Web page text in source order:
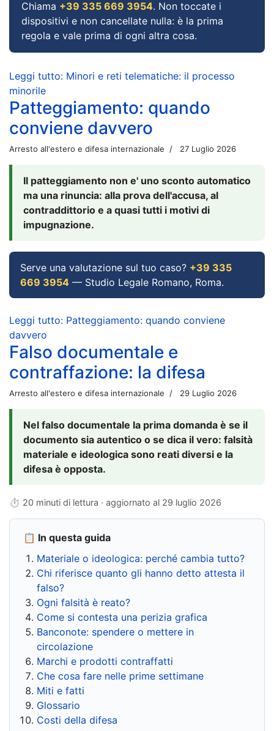
Chiama +39 335 669 3954. Non toccate i
dispositivi e non cancellate nulla: è la prima
regola e vale prima di ogni altra cosa.
Leggi tutto: Minori e reti telematiche: il processo
minorile
Patteggiamento: quando
conviene davvero
Arresto all'estero e difesa internazionale 27 Luglio 2026
Il patteggiamento non e' uno sconto automatico
ma una rinuncia: alla prova dell'accusa, al
contraddittorio e a quasi tutti i motivi di
impugnazione.
Serve una valutazione sul tuo caso? +39 335
669 3954 — Studio Legale Romano, Roma.
Leggi tutto: Patteggiamento: quando conviene
davvero
Falso documentale e
contraffazione: la difesa
Arresto all'estero e difesa internazionale 29 Luglio 2026
Nel falso documentale la prima domanda è se il
documento sia autentico o se dica il vero: falsità
materiale e ideologica sono reati diversi e la
difesa è opposta.
⏱ 20 minuti di lettura · aggiornato al 29 luglio 2026
📋 In questa guida
Materiale o ideologica: perché cambia tutto?
Chi riferisce quanto gli hanno detto attesta il
falso?
Ogni falsità è reato?
Come si contesta una perizia grafica
Banconote: spendere o mettere in
circolazione
Marchi e prodotti contraffatti
Che cosa fare nelle prime settimane
Miti e fatti
Glossario
Costi della difesa